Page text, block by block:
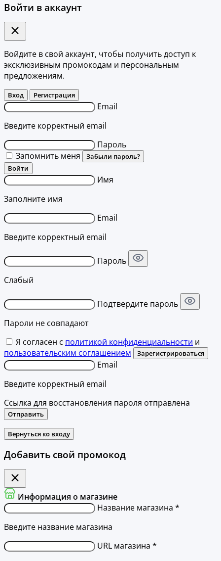
Войти в аккаунт
Войдите в свой аккаунт, чтобы получить доступ к
эксклюзивным промокодам и персональным
предложениям.
Вход Регистрация
Email
Введите корректный email
Пароль
Запомнить меня
Забыли пароль?
Войти
Имя
Заполните имя
Email
Введите корректный email
Пароль
Слабый
Подтвердите пароль
Пароли не совпадают
Я согласен с политикой конфиденциальности и
пользовательским соглашением
Зарегистрироваться
Email
Введите корректный email
Ссылка для восстановления пароля отправлена
Отправить
Вернуться ко входу
Добавить свой промокод
Информация о магазине
Название магазина *
Введите название магазина
URL магазина *